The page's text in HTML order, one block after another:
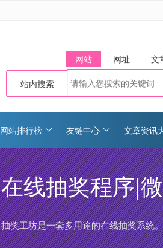
网站 网址 文
站内搜索
网站排行榜 友链中心 文章资讯
在线抽奖程序|
抽奖工坊是一套多用途的在线抽奖系统